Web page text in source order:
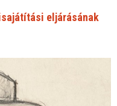
eljárásának